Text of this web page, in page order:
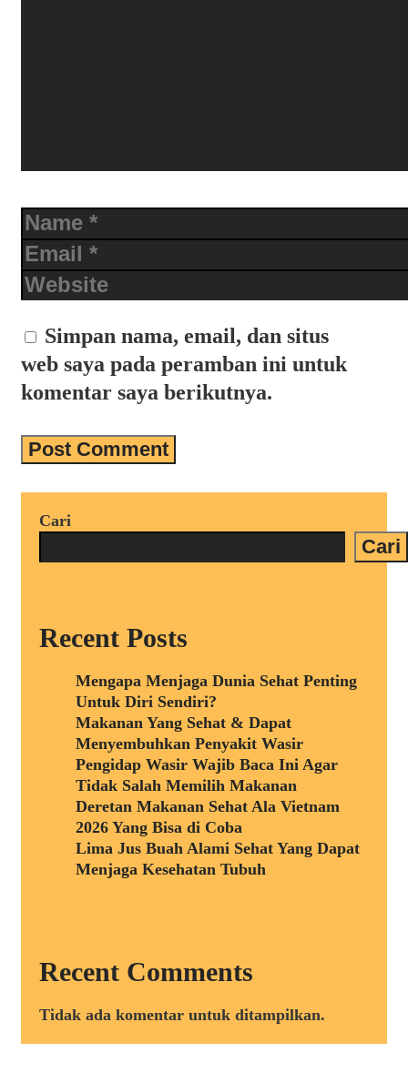
Name
Email
Website
Simpan nama, email, dan situs
web saya pada peramban ini untuk
komentar saya berikutnya.
Cari
Cari
Recent Posts
Mengapa Menjaga Dunia Sehat Penting
Untuk Diri Sendiri?
Makanan Yang Sehat & Dapat
Menyembuhkan Penyakit Wasir
Pengidap Wasir Wajib Baca Ini Agar
Tidak Salah Memilih Makanan
Deretan Makanan Sehat Ala Vietnam
2026 Yang Bisa di Coba
Lima Jus Buah Alami Sehat Yang Dapat
Menjaga Kesehatan Tubuh
Recent Comments
Tidak ada komentar untuk ditampilkan.